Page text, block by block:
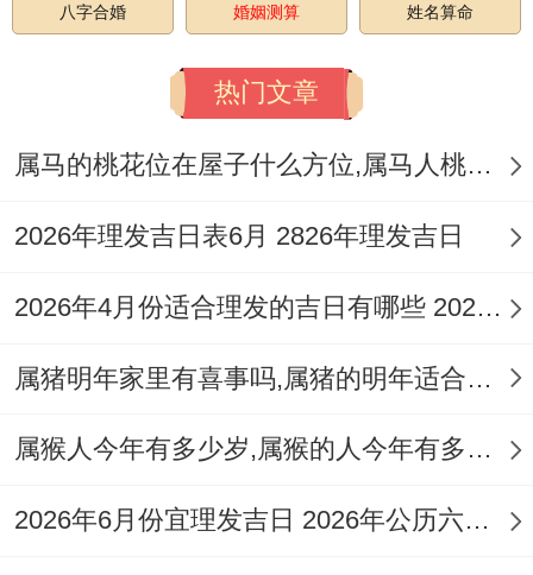
八字合婚 婚姻测算 姓名算命
热门文章
属马的桃花位在屋子什么方位,属马人桃花方位
2026年理发吉日表6月 2826年理发吉日
2026年4月份适合理发的吉日有哪些 2026年4月适合理发的吉日
属猪明年家里有喜事吗,属猪的明年适合生孩子吗
属猴人今年有多少岁,属猴的人今年有多大岁数了
2026年6月份宜理发吉日 2026年公历六月理发吉日